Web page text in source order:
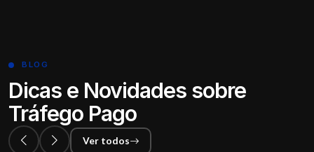
BLOG
Dicas e Novidades sobre
Tráfego Pago
Ver todos